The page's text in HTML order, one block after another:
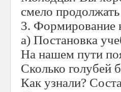
смело
3. Формирование
а) Постановка
На нашем пути
Сколько голубей
Как узнали?